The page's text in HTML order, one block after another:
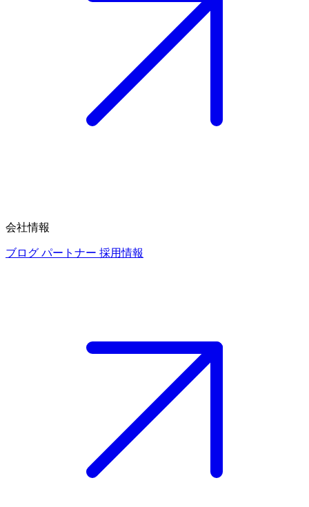
会社情報
ブログ パートナー 採用情報